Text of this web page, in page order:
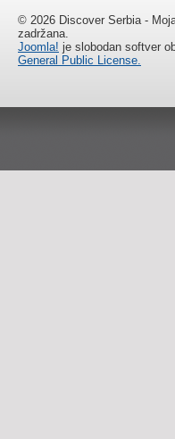
© 2026 Discover Serbia -
zadržana.
Joomla! je slobodan softver
General Public License.